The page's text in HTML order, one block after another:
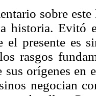
sobre
historia. Evitó
el presente es
rasgos
sus orígenes
negocian